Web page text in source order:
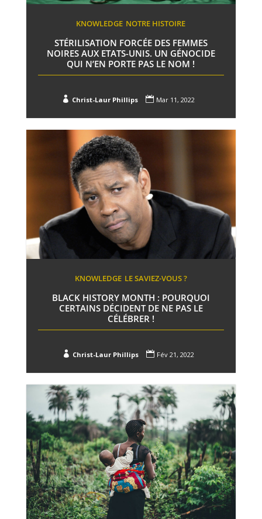
KNOWLEDGE NOTRE HISTOIRE
STÉRILISATION FORCÉE DES FEMMES
NOIRES AUX ETATS-UNIS. UN GÉNOCIDE
QUI N’EN PORTE PAS LE NOM !
 Christ-Laur Phillips  Mar 11, 2022
KNOWLEDGE LE SAVIEZ-VOUS ?
BLACK HISTORY MONTH : POURQUOI
CERTAINS DÉCIDENT DE NE PAS LE
CÉLÉBRER !
 Christ-Laur Phillips  Fév 21, 2022